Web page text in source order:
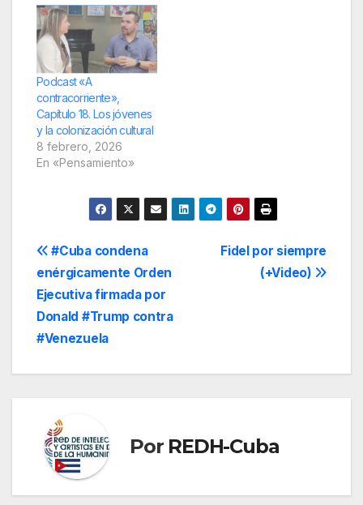
Podcast «A
contracorriente»,
Capítulo 18. Los jóvenes
y la colonización cultural
8 febrero, 2026
En «Pensamiento»
Navegación
de
entradas
Fidel por siempre
(+Video)
#Cuba condena
enérgicamente Orden
Ejecutiva firmada por
Donald #Trump contra
#Venezuela
Por REDH-Cuba